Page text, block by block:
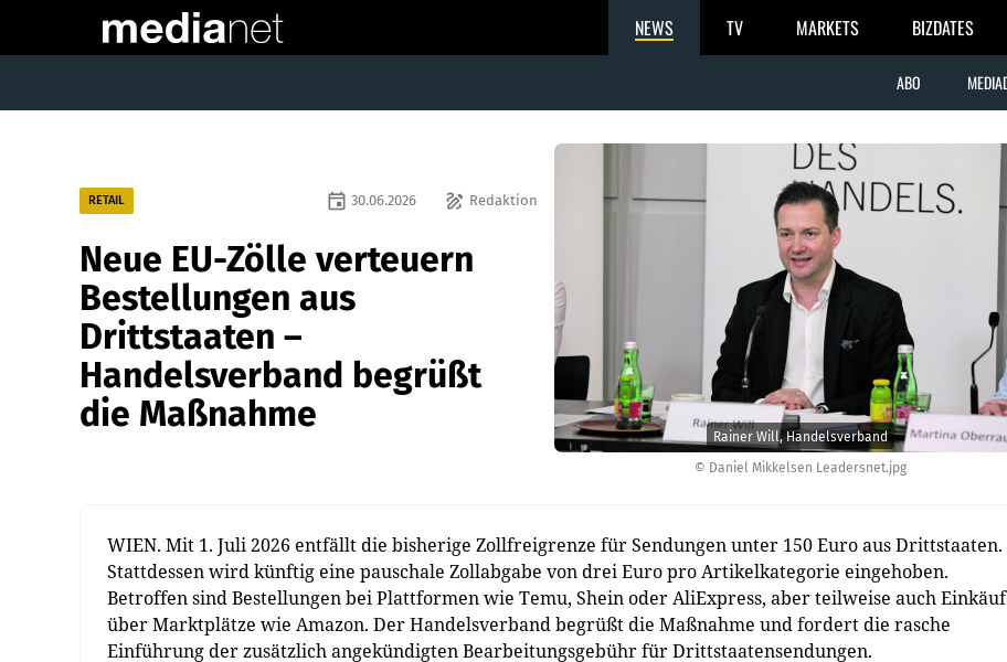
NEWS TV MARKETS BIZDATES
ABO
© Daniel Mikkelsen Leadersnet.jpg
Rainer Will, Handelsverband
RETAIL draw Redaktion
event 30.06.2026
Neue EU-Zölle verteuern
Bestellungen aus
Drittstaaten –
Handelsverband begrüßt
die Maßnahme
WIEN. Mit 1. Juli 2026 entfällt die bisherige Zollfreigrenze für Sendungen unter 150 Euro aus Drittstaaten.
Stattdessen wird künftig eine pauschale Zollabgabe von drei Euro pro Artikelkategorie eingehoben.
Betroffen sind Bestellungen bei Plattformen wie Temu, Shein oder AliExpress, aber teilweise auch
über Marktplätze wie Amazon. Der Handelsverband begrüßt die Maßnahme und fordert die rasche
Einführung der zusätzlich angekündigten Bearbeitungsgebühr für Drittstaatensendungen.